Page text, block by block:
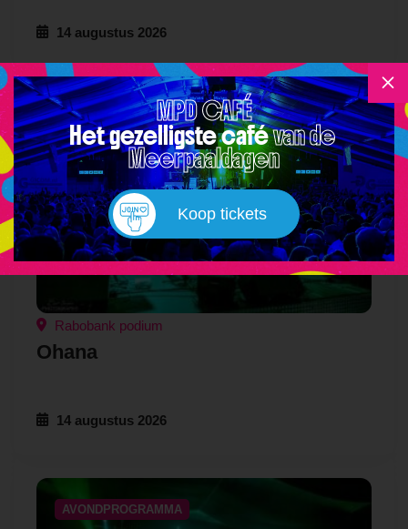
MPD CAFÉ
Het gezelligste café van de
Meerpaaldagen
Koop tickets
M
14 augustus 2026
AVONDPROGRAMMA
Rabobank podium
Ohana
14 augustus 2026
AVONDPROGRAMMA